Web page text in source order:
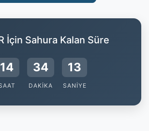
İçin Sahura Kalan Süre
14 34
DAKIKA
12
SANIYE